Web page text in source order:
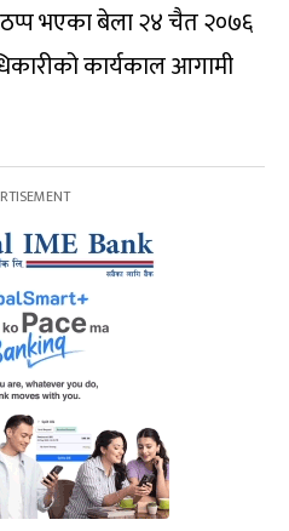
ठप्प भएका बेला २४ चैत २०७६
कार्यकाल आगामी